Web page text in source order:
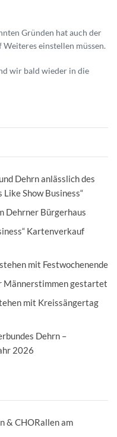
Gründen hat auch der
einstellen müssen.
wir bald wieder in die
Dehrn anlässlich des
Show Business“
Dehrner Bürgerhaus
Kartenverkauf
mit Festwochenende
Männerstimmen gestartet
mit Kreissängertag
Dehrn –
2026
& CHORallen am